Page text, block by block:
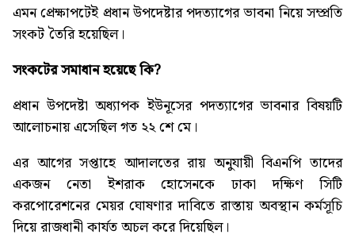
এমন প্রেক্ষাপটেই প্রধান উপদেষ্টার পদত্যাগের ভাবনা নিয়ে সম্প্রতি
সংকট তৈরি হয়েছিল।
সংকটেরসমাধানহয়েছেকি?
প্রধান উপদেষ্টা অধ্যাপক ইউনূসের পদত্যাগের ভাবনার বিষয়টি
আলোচনায় এসেছিল গত ২২ শে মে।
এর আগের সপ্তাহে আদালতের রায় অনুযায়ী বিএনপি তাদের
একজন নেতা ইশরাক হোসেনকে ঢাকা দক্ষিণ সিটি
করপোরেশনের মেয়র ঘোষণার দাবিতে রাস্তায় অবস্থান কর্মসূচি
দিয়ে রাজধানী কার্যত অচল করে দিয়েছিল।